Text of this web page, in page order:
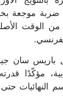
موجعة
من الوقت
باريس سان
مؤكّدًا
النهائيات